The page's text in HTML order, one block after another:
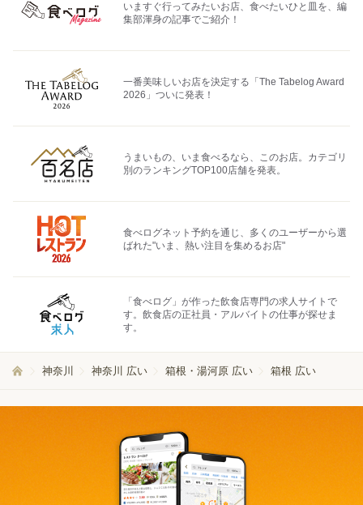
いますぐ行ってみたいお店、食べたいひと皿を、編
集部渾身の記事でご紹介！
一番美味しいお店を決定する「The Tabelog Award
2026」ついに発表！
うまいもの、いま食べるなら、このお店。カテゴリ
別のランキングTOP100店舗を発表。
食べログネット予約を通じ、多くのユーザーから選
ばれた"いま、熱い注目を集めるお店"
「食べログ」が作った飲食店専門の求人サイトで
す。飲食店の正社員・アルバイトの仕事が探せま
す。
神奈川 神奈川 広い 箱根・湯河原 広い 箱根 広い